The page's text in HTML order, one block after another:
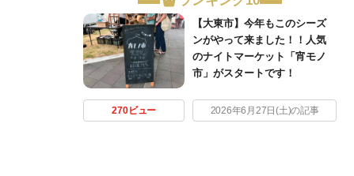
【大東市】今年もこのシーズ
ンがやって来ました！！人気
のナイトマーケット「宵モノ
市」がスタートです！
270ビュー 2026年6月27日(土)の記事